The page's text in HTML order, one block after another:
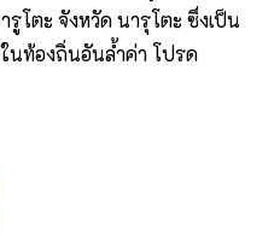
รูโตะ จังหวัด นารุโตะ ซึ่งเป็น
นท้องถิ่นอันล้ำค่า โปรด